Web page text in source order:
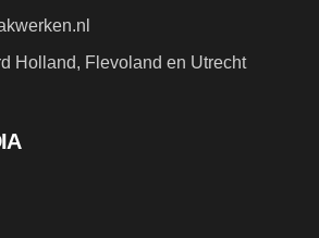
Holland, Flevoland en Utrecht